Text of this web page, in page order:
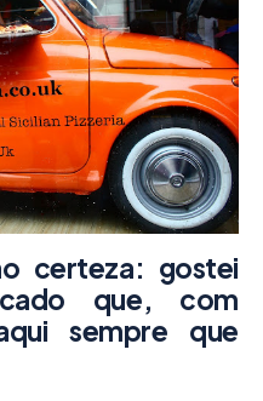
certeza: gostei
que, com
sempre que